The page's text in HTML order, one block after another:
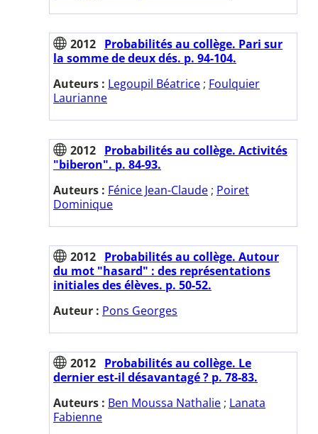
2012 Probabilités au collège. Pari sur
la somme de deux dés. p. 94-104.
Auteurs : Legoupil Béatrice ; Foulquier
Laurianne
2012 Probabilités au collège. Activités
"biberon". p. 84-93.
Auteurs : Fénice Jean-Claude ; Poiret
Dominique
2012 Probabilités au collège. Autour
du mot "hasard" : des représentations
initiales des élèves. p. 50-52.
Auteur : Pons Georges
2012 Probabilités au collège. Le
dernier est-il désavantagé ? p. 78-83.
Auteurs : Ben Moussa Nathalie ; Lanata
Fabienne